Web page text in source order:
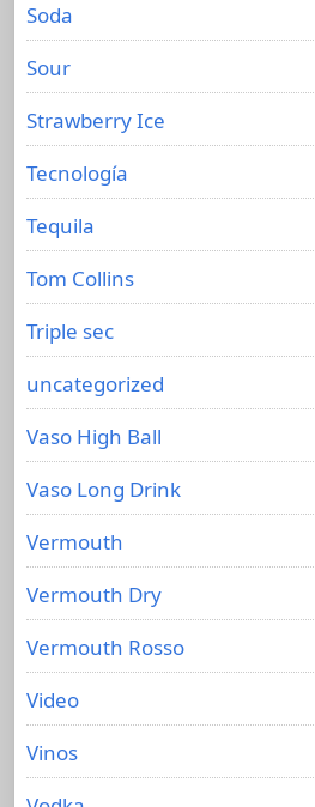
Soda
Sour
Strawberry Ice
Tecnología
Tequila
Tom Collins
Triple sec
uncategorized
Vaso High Ball
Vaso Long Drink
Vermouth
Vermouth Dry
Vermouth Rosso
Video
Vinos